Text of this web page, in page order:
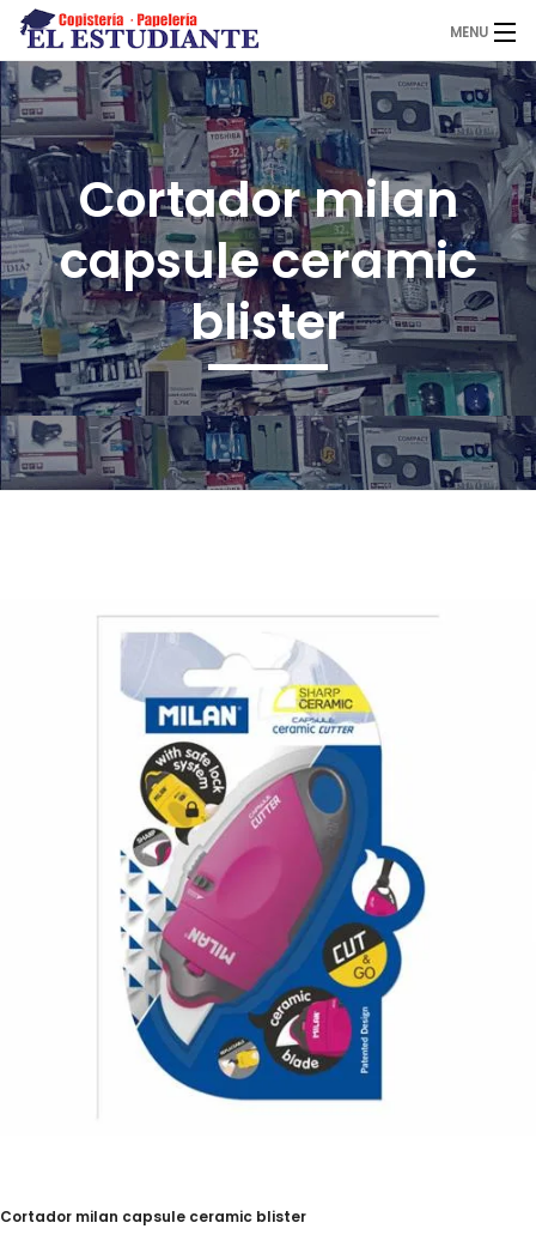
MENU
El Estudiante
Copistería
Papelería
Servicios
Novedades
¡Imprimir!
Cortador milan
capsule ceramic
blister
Cortador milan capsule ceramic blister